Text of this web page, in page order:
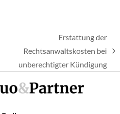
Nächster
Beitrag:
Erstattung der
Rechtsanwaltskosten bei
unberechtigter Kündigung